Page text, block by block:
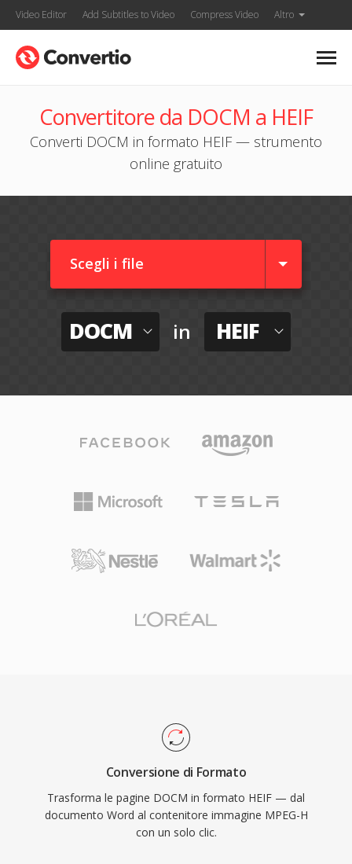
Video Editor Add Subtitles to Video Compress Video Altro
Convertitore da DOCM a HEIF
Converti DOCM in formato HEIF — strumento
online gratuito
Scegli i file
DOCM in HEIF
Conversione di Formato
Trasforma le pagine DOCM in formato HEIF — dal
documento Word al contenitore immagine MPEG-H
con un solo clic.